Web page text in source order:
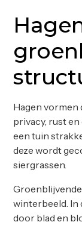
Hagen vormen
privacy, rust
een tuin
deze wordt
siergrassen.
winterbeeld. In
door blad en